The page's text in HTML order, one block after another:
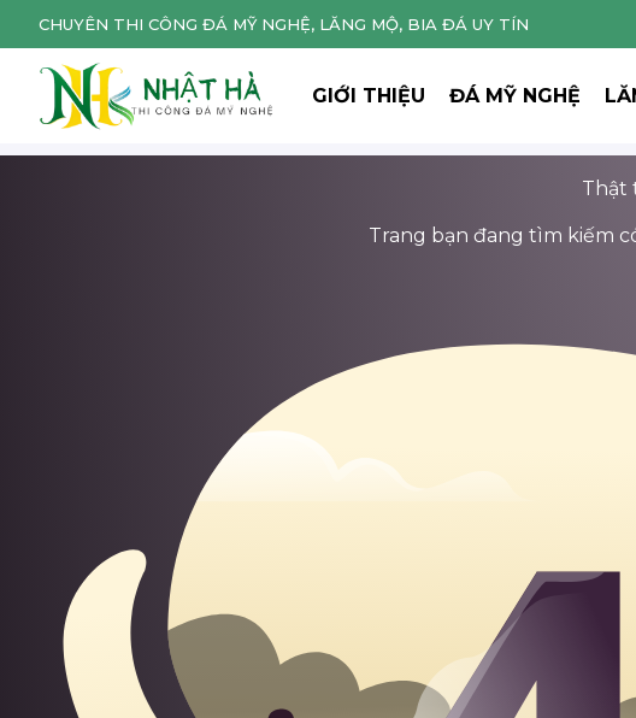
CHUYÊN THI CÔNG ĐÁ MỸ NGHỆ, LĂNG MỘ, BIA ĐÁ UY TÍN
GIỚI THIỆU ĐÁ MỸ NGHỆ
Thật
Trang bạn đang tìm kiếm